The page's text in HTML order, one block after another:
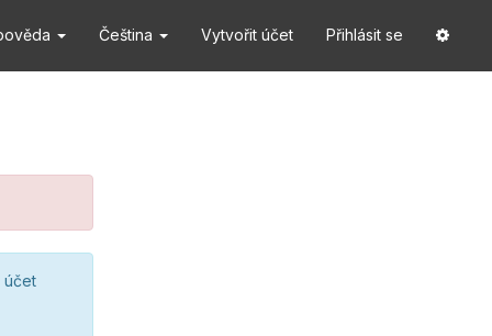
Čeština Vytvořit účet Přihlásit se
účet